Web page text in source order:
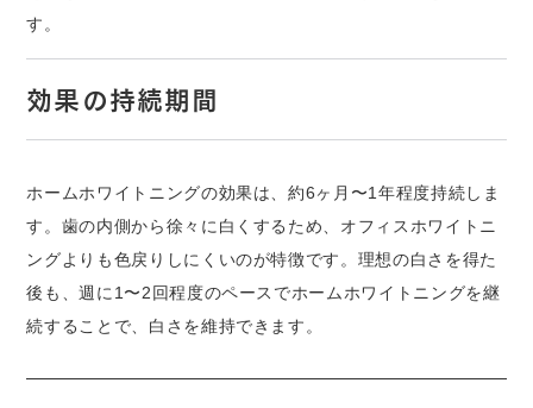
す。
効果の持続期間
ホームホワイトニングの効果は、約6ヶ月〜1年程度持続しま
す。歯の内側から徐々に白くするため、オフィスホワイトニ
ングよりも色戻りしにくいのが特徴です。理想の白さを得た
後も、週に1〜2回程度のペースでホームホワイトニングを継
続することで、白さを維持できます。